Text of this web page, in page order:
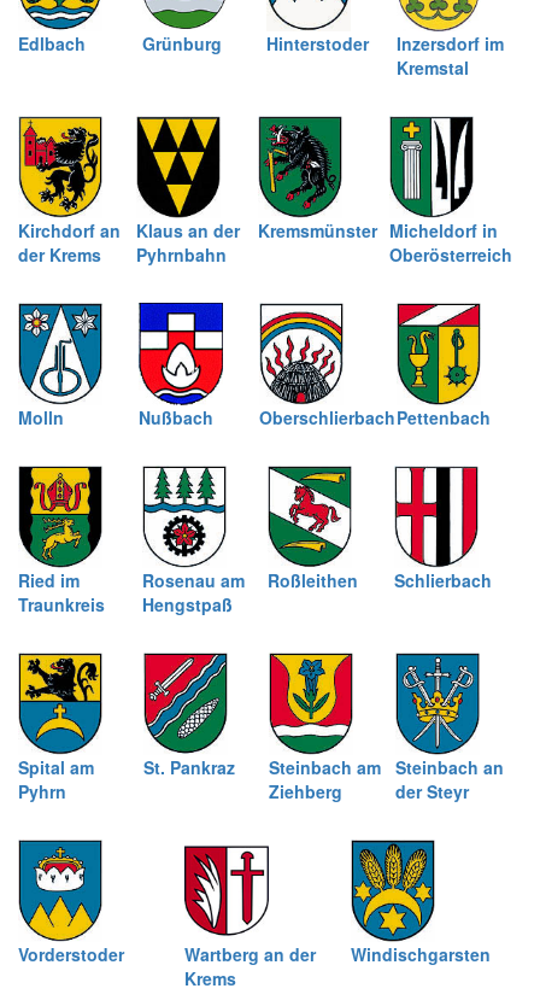
Edlbach Grünburg Hinterstoder
Inzersdorf im
Kremstal
Kirchdorf an
der Krems
Klaus an der
Pyhrnbahn
Kremsmünster Micheldorf in
Oberösterreich
Molln Nußbach OberschlierbachPettenbach
Ried im
Traunkreis
Rosenau am
Hengstpaß
Roßleithen Schlierbach
Spital am
Pyhrn
St. Pankraz
Steinbach am
Ziehberg
Steinbach an
der Steyr
Vorderstoder
Wartberg an der
Krems
Windischgarsten